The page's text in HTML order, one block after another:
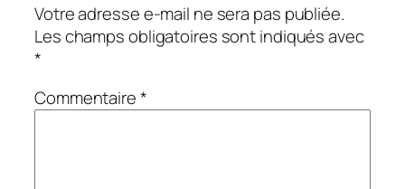
Votre adresse e-mail ne sera pas publiée.
Les champs obligatoires sont indiqués avec
*
Commentaire*